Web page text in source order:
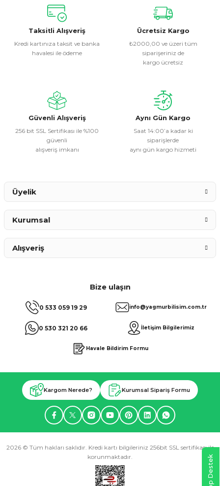
konularda yetersiz gördüğünüz noktaları öneri formunu
kullanarak tarafımıza iletebilirsiniz.
Görüş ve önerileriniz için teşekkür ederiz.
Ürün resmi kalitesiz, bozuk veya görüntülenemiyor.
Ürün fiyatı diğer sitelerden daha pahalı.
Bu ürüne benzer farklı alternatifler olmalı.
Taksitli Alışveriş
Kredi kartınıza taksit ve banka
havalesi ile ödeme
Ücretsiz Kargo
₺2000,00 ve üzeri tüm
siparişeriniz de
kargo ücretsiz
Güvenli Alışveriş
256 bit SSL Sertifikası ile %100
güvenli
alışveriş imkanı
Aynı Gün Kargo
Saat 14:00’a kadar ki
siparişlerde
aynı gün kargo hizmeti
Bize ulaşın
0 533 059 19 29
0 530 321 20 66
info@yagmurbilisim.com.tr
İletişim Bilgilerimiz
Havale Bildirim Formu
Üyelik
Kurumsal
Alışveriş
Kargom Nerede? Kurumsal Sipariş Formu
2026 © Tüm hakları saklıdır. Kredi kartı bilgileriniz 256bit SSL sertifikası ile
korunmaktadır.